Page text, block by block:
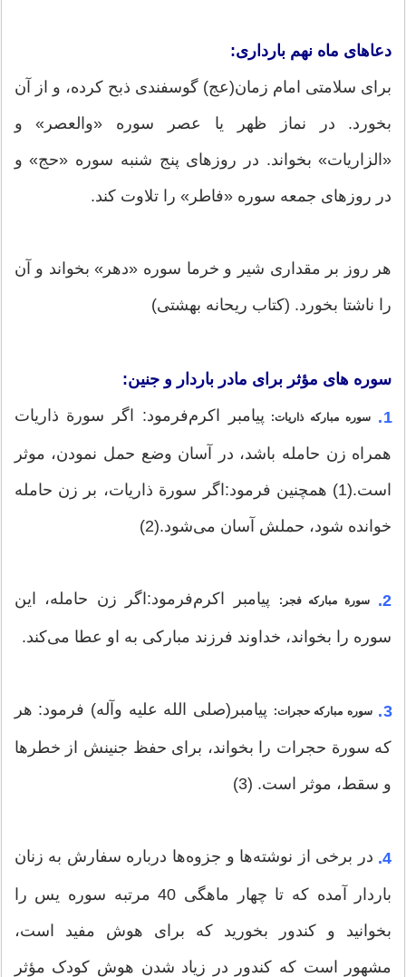
دعاهای ماه نهم بارداری:
برای سلامتی امام زمان(عج) گوسفندی ذبح کرده، و از آن
بخورد. در نماز ظهر یا عصر سوره «والعصر» و
«الزاریات» بخواند. در روزهای پنج شنبه سوره «حج» و
در روزهای جمعه سوره «فاطر» را تلاوت کند.
هر روز بر مقداری شیر و خرما سوره «دهر» بخواند و آن
را ناشتا بخورد. (کتاب ریحانه بهشتی)
سوره های مؤثر برای مادر باردار و جنین:
1. سوره مبارکه ذاریات: پیامبر اکرم‌فرمود: اگر سورة ذاریات
همراه زن حامله باشد، در آسان وضع حمل نمودن، موثر
است.(1) همچنین فرمود:اگر سورة ذاریات، بر زن حامله
خوانده شود، حملش آسان می‌شود.(2)
2. سورة مبارکه فجر: پیامبر اکرم‌فرمود:اگر زن حامله، این
سوره را بخواند، خداوند فرزند مبارکی به او عطا می‌کند.
3. سوره مبارکه حجرات: پیامبر(صلی الله علیه وآله) فرمود: هر
که سورة حجرات را بخواند، برای حفظ جنینش از خطرها
و سقط، موثر است. (3)
4. در برخی از نوشته‌ها و جزوه‌ها درباره سفارش به زنان
باردار آمده که تا چهار ماهگی 40 مرتبه سوره یس را
بخوانید و کندور بخورید که برای هوش مفید است،
مشهور است که کندور در زیاد شدن هوش کودک مؤثر